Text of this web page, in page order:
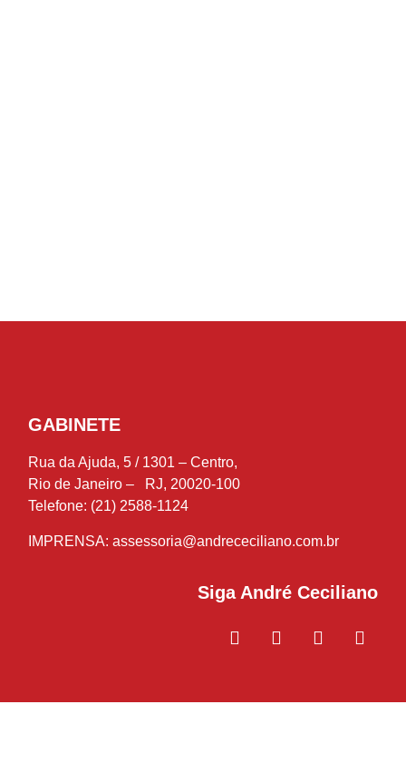
GABINETE
Rua da Ajuda, 5 / 1301 – Centro,
Rio de Janeiro – RJ, 20020-100
Telefone: (21) 2588-1124
IMPRENSA: assessoria@andrececiliano.com.br
Siga André Ceciliano